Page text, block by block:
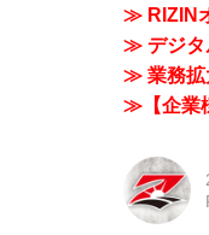
≫ RIZIN
≫ デジタ
≫ 業務拡
≫【企業